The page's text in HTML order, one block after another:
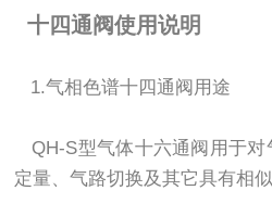
十四通阀使用说明
1.气相色谱十四通阀用途
QH-S型气体十六通阀用于对
定量、气路切换及其它具有相